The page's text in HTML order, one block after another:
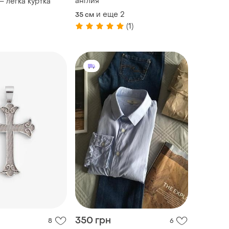
35 см и еще 2
(1)
8 350 грн 6